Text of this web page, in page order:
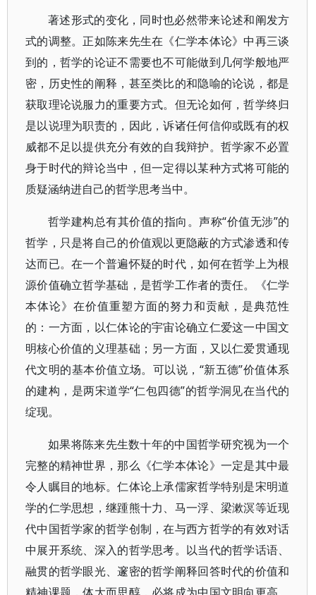
著述形式的变化，同时也必然带来论述和阐发方
式的调整。正如陈来先生在《仁学本体论》中再三谈
到的，哲学的论证不需要也不可能做到几何学般地严
密，历史性的阐释，甚至类比的和隐喻的论说，都是
获取理论说服力的重要方式。但无论如何，哲学终归
是以说理为职责的，因此，诉诸任何信仰或既有的权
威都不足以提供充分有效的自我辩护。哲学家不必置
身于时代的辩论当中，但一定得以某种方式将可能的
质疑涵纳进自己的哲学思考当中。
哲学建构总有其价值的指向。声称“价值无涉”的
哲学，只是将自己的价值观以更隐蔽的方式渗透和传
达而已。在一个普遍怀疑的时代，如何在哲学上为根
源价值确立哲学基础，是哲学工作者的责任。《仁学
本体论》在价值重塑方面的努力和贡献，是典范性
的：一方面，以仁体论的宇宙论确立仁爱这一中国文
明核心价值的义理基础；另一方面，又以仁爱贯通现
代文明的基本价值立场。可以说，“新五德”价值体系
的建构，是两宋道学“仁包四德”的哲学洞见在当代的
绽现。
如果将陈来先生数十年的中国哲学研究视为一个
完整的精神世界，那么《仁学本体论》一定是其中最
令人瞩目的地标。仁体论上承儒家哲学特别是宋明道
学的仁学思想，继踵熊十力、马一浮、梁漱溟等近现
代中国哲学家的哲学创制，在与西方哲学的有效对话
中展开系统、深入的哲学思考。以当代的哲学话语、
融贯的哲学眼光、邃密的哲学阐释回答时代的价值和